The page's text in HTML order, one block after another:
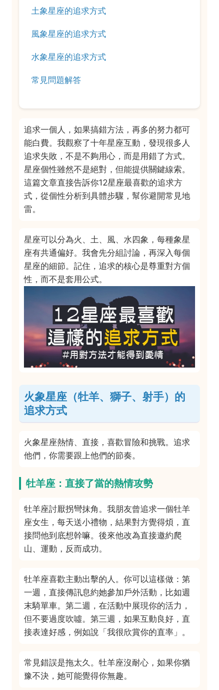
土象星座的追求方式
風象星座的追求方式
水象星座的追求方式
常見問題解答
追求一個人，如果搞錯方法，再多的努力都可
能白費。我觀察了十年星座互動，發現很多人
追求失敗，不是不夠用心，而是用錯了方式。
星座個性雖然不是絕對，但能提供關鍵線索。
這篇文章直接告訴你12星座最喜歡的追求方
式，從個性分析到具體步驟，幫你避開常見地
雷。
星座可以分為火、土、風、水四象，每種象星
座有共通偏好。我會先分組討論，再深入每個
星座的細節。記住，追求的核心是尊重對方個
性，而不是套用公式。
火象星座（牡羊、獅子、射手）的
追求方式
火象星座熱情、直接，喜歡冒險和挑戰。追求
他們，你需要跟上他們的節奏。
牡羊座：直接了當的熱情攻勢
牡羊座討厭拐彎抹角。我朋友曾追求一個牡羊
座女生，每天送小禮物，結果對方覺得煩，直
接問他到底想幹嘛。後來他改為直接邀約爬
山、運動，反而成功。
牡羊座喜歡主動出擊的人。你可以這樣做：第
一週，直接傳訊息約她參加戶外活動，比如週
末騎單車。第二週，在活動中展現你的活力，
但不要過度吹噓。第三週，如果互動良好，直
接表達好感，例如說「我很欣賞你的直率」。
常見錯誤是拖太久。牡羊座沒耐心，如果你猶
豫不決，她可能覺得你無趣。